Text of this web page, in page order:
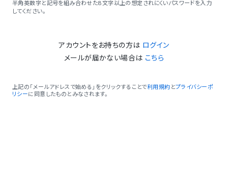
半角英数字と記号を組み合わせた8文字以上の想定されにくいパスワードを入力
してください。
アカウントをお持ちの方は ログイン
メールが届かない場合は こちら
上記の「メールアドレスで始める」をクリックすることで利用規約 とプライバシーポ
リシーに同意したものとみなされます。